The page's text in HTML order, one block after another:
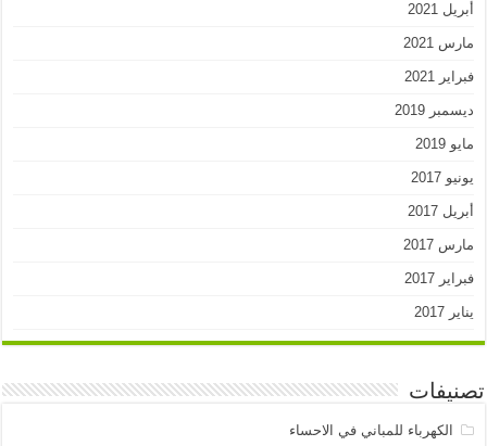
أبريل 2021
مارس 2021
فبراير 2021
ديسمبر 2019
مايو 2019
يونيو 2017
أبريل 2017
مارس 2017
فبراير 2017
يناير 2017
تصنيفات
الكهرباء للمباني في الاحساء